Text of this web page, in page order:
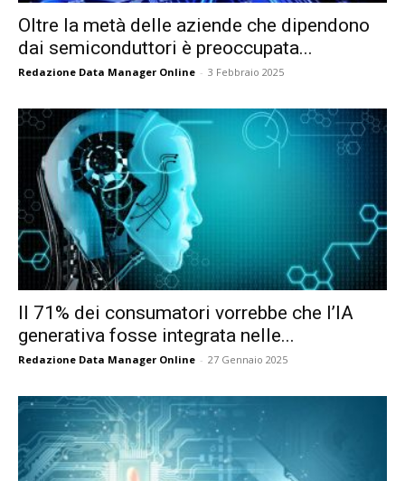
Oltre la metà delle aziende che dipendono
dai semiconduttori è preoccupata...
Redazione Data Manager Online - 3 Febbraio 2025
Il 71% dei consumatori vorrebbe che l’IA
generativa fosse integrata nelle...
Redazione Data Manager Online - 27 Gennaio 2025